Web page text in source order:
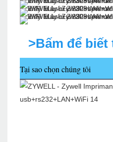
>Bấm để
Tại sao chọn chúng tôi